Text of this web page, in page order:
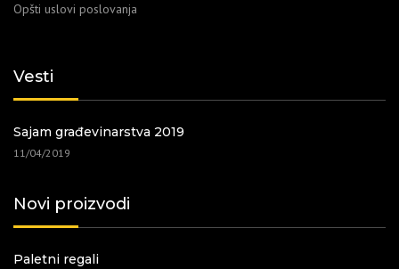
Opšti uslovi poslovanja
Vesti
Sajam građevinarstva 2019
11/04/2019
Novi proizvodi
Paletni regali